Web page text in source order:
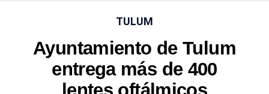
TULUM
Ayuntamiento de Tulum
entrega más de 400